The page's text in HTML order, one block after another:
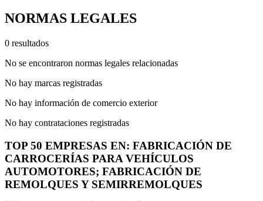
NORMAS LEGALES
0 resultados
No se encontraron normas legales relacionadas
No hay marcas registradas
No hay información de comercio exterior
No hay contrataciones registradas
TOP 50 EMPRESAS EN: FABRICACIÓN DE
CARROCERÍAS PARA VEHÍCULOS
AUTOMOTORES; FABRICACIÓN DE
REMOLQUES Y SEMIRREMOLQUES